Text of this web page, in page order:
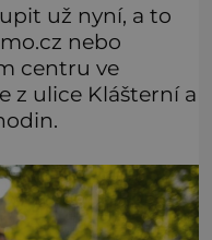
už nyní, a to
nebo
centru ve
z ulice Klášterní a